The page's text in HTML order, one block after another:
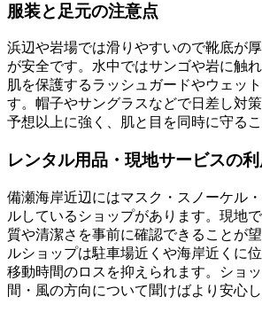
服装と足元の注意点
浜辺や岩場では滑りやすいので靴底が
が安全です。水中ではサンゴや岩に触
肌を保護するラッシュガードやウェッ
す。帽子やサングラスなどで日差し対
予想以上に強く、肌と目を同時に守るこ
レンタル用品・現地サービスの利
備瀬海岸近辺にはマスク・スノーケル
ルしているショップがあります。現地
質や清潔さを事前に確認できることが
ルショップは駐車場近くや海岸近くに
移動時間のロスを抑えられます。ショ
間・風の方向について聞けばより安心し